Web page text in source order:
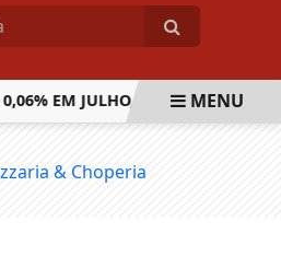
EM JULHO, DIZ IBGEMENU